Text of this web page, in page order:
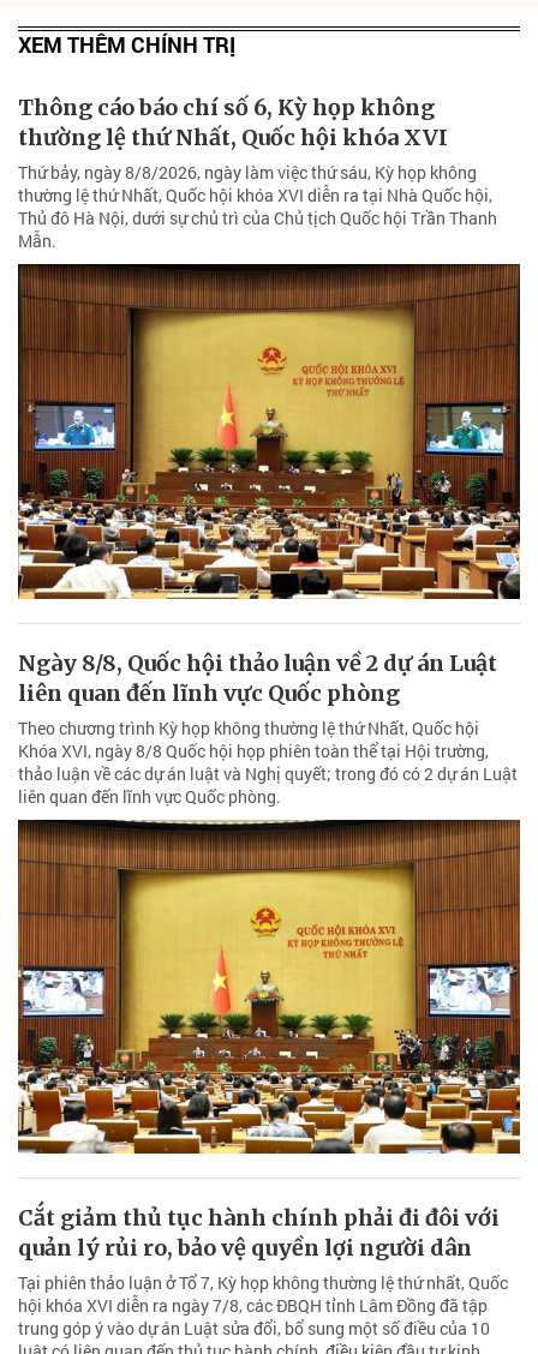
XEM THÊM CHÍNH TRỊ
Thông cáo báo chí số 6, Kỳ họp không
thường lệ thứ Nhất, Quốc hội khóa XVI
Thứ bảy, ngày 8/8/2026, ngày làm việc thứ sáu, Kỳ họp không
thường lệ thứ Nhất, Quốc hội khóa XVI diễn ra tại Nhà Quốc hội,
Thủ đô Hà Nội, dưới sự chủ trì của Chủ tịch Quốc hội Trần Thanh
Mẫn.
Ngày 8/8, Quốc hội thảo luận về 2 dự án Luật
liên quan đến lĩnh vực Quốc phòng
Theo chương trình Kỳ họp không thường lệ thứ Nhất, Quốc hội
Khóa XVI, ngày 8/8 Quốc hội họp phiên toàn thể tại Hội trường,
thảo luận về các dự án luật và Nghị quyết; trong đó có 2 dự án Luật
liên quan đến lĩnh vực Quốc phòng.
Cắt giảm thủ tục hành chính phải đi đôi với
quản lý rủi ro, bảo vệ quyền lợi người dân
Tại phiên thảo luận ở Tổ 7, Kỳ họp không thường lệ thứ nhất, Quốc
hội khóa XVI diễn ra ngày 7/8, các ĐBQH tỉnh Lâm Đồng đã tập
trung góp ý vào dự án Luật sửa đổi, bổ sung một số điều của 10